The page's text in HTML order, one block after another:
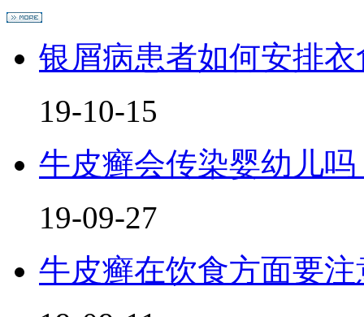
银屑病患者如何安排
19-10-15
牛皮癣会传染婴幼儿
19-09-27
牛皮癣在饮食方面要